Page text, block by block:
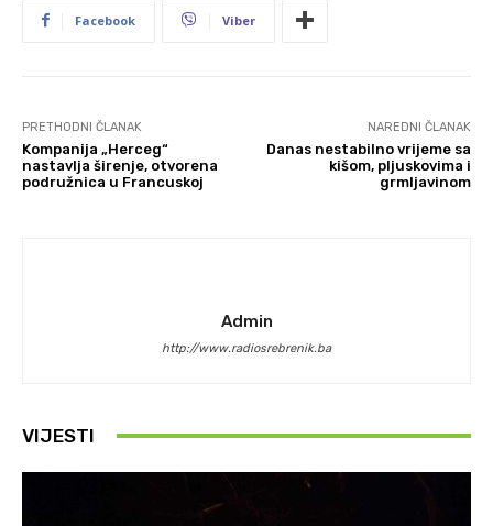
Facebook Viber
PRETHODNI ČLANAK
Kompanija „Herceg“
nastavlja širenje, otvorena
podružnica u Francuskoj
NAREDNI ČLANAK
Danas nestabilno vrijeme sa
kišom, pljuskovima i
grmljavinom
Admin
http://www.radiosrebrenik.ba
VIJESTI